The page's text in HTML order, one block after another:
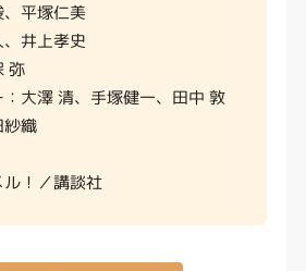
平塚仁美
井上孝史
弥
大澤 清、手塚健一、田中 敦
織
！／講談社